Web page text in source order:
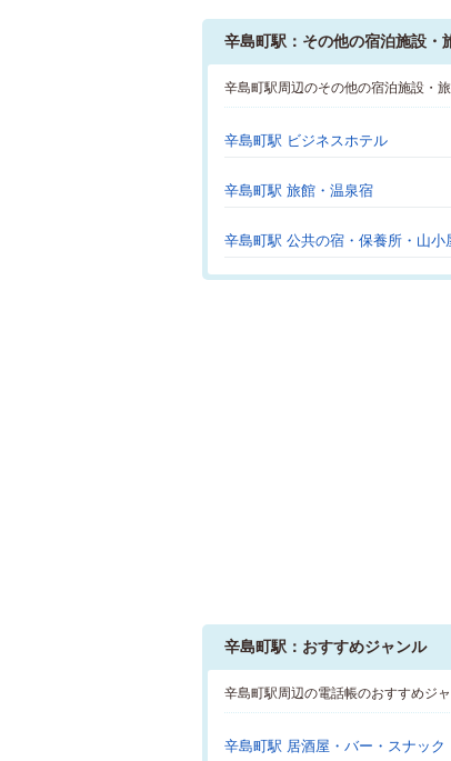
辛島町駅：その他の宿泊施設・
辛島町駅周辺のその他の宿泊施設・
辛島町駅 ビジネスホテル
辛島町駅 旅館・温泉宿
辛島町駅 公共の宿・保養所・山小
辛島町駅：おすすめジャンル
辛島町駅周辺の電話帳のおすすめジ
辛島町駅 居酒屋・バー・スナック